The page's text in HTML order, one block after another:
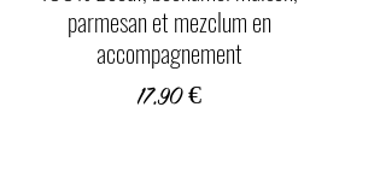
parmesan et mezclum en
accompagnement
17,90 €